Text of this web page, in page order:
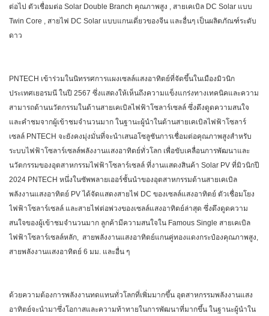
ต่อไป ตัวเชื่อมต่อ Solar Double Branch คุณภาพสูง , สายเคเบิล DC Solar แบบ
Twin Core , สายไฟ DC Solar แบบแกนเดี่ยวของจีน และอื่นๆ เป็นผลิตภัณฑ์ระดับ
ดาว
PNTECH เข้าร่วมในนิทรรศการแผงเซลล์แสงอาทิตย์ที่จัดขึ้นในเมืองมิวนิก
ประเทศเยอรมนี ในปี 2567 ซึ่งแสดงให้เห็นถึงความแข็งแกร่งทางเทคนิคและความ
สามารถด้านนวัตกรรมในด้านสายเคเบิลไฟฟ้าโซลาร์เซลล์ ซึ่งดึงดูดความสนใจ
และคำชมจากผู้เข้าชมจำนวนมาก ในฐานะผู้นำในด้านสายเคเบิลไฟฟ้าโซลาร์
เซลล์ PNTECH จะยังคงมุ่งมั่นที่จะนำเสนอโซลูชันการเชื่อมต่อคุณภาพสูงสำหรับ
ระบบไฟฟ้าโซลาร์เซลล์พลังงานแสงอาทิตย์ทั่วโลก เพื่อขับเคลื่อนการพัฒนาและ
นวัตกรรมของอุตสาหกรรมไฟฟ้าโซลาร์เซลล์ ที่งานแสดงสินค้า Solar PV ที่มิวนิกปี
2024 PNTECH หนึ่งในซัพพลายเออร์ชั้นนำของอุตสาหกรรมด้านสายเคเบิล
พลังงานแสงอาทิตย์ PV ได้จัดแสดงสายไฟ DC ของเซลล์แสงอาทิตย์ ตัวเชื่อมโยง
ไฟฟ้าโซลาร์เซลล์ และสายไฟต่อพ่วงของเซลล์แสงอาทิตย์ล่าสุด ซึ่งดึงดูดความ
สนใจของผู้เข้าชมจำนวนมาก ลูกค้ามีความสนใจใน Famous Single สายเคเบิล
ไฟฟ้าโซลาร์เซลล์หลัก, สายพลังงานแสงอาทิตย์แกนคู่ทองแดงกระป๋องคุณภาพสูง,
สายพลังงานแสงอาทิตย์ 6 มม. และอื่น ๆ
ด้วยความต้องการพลังงานทดแทนทั่วโลกที่เพิ่มมากขึ้น อุตสาหกรรมพลังงานแสง
อาทิตย์จะนำมาซึ่งโอกาสและความท้าทายในการพัฒนาที่มากขึ้น ในฐานะผู้นำใน